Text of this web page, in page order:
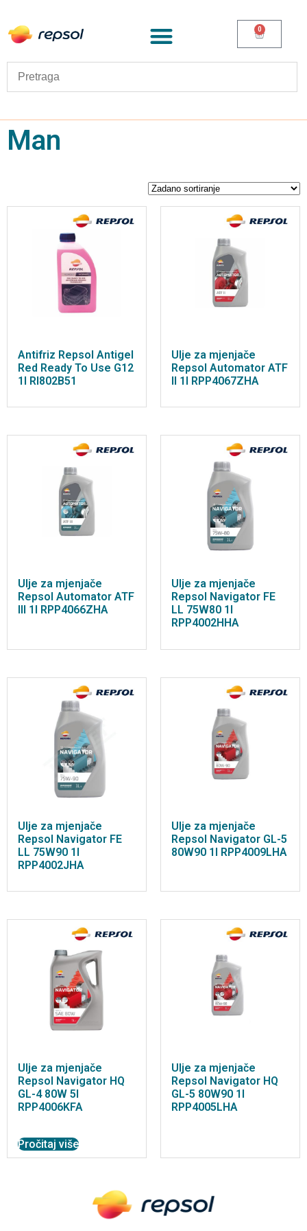
0
Man
Antifriz Repsol Antigel
Red Ready To Use G12
1l RI802B51
Ulje za mjenjače
Repsol Automator ATF
II 1l RPP4067ZHA
Ulje za mjenjače
Repsol Automator ATF
III 1l RPP4066ZHA
Ulje za mjenjače
Repsol Navigator FE
LL 75W80 1l
RPP4002HHA
Ulje za mjenjače
Repsol Navigator FE
LL 75W90 1l
RPP4002JHA
Ulje za mjenjače
Repsol Navigator GL-5
80W90 1l RPP4009LHA
Ulje za mjenjače
Repsol Navigator HQ
GL-4 80W 5l
RPP4006KFA
Pročitaj više
Ulje za mjenjače
Repsol Navigator HQ
GL-5 80W90 1l
RPP4005LHA